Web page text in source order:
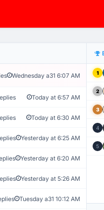
THỐNG GIÁM SÁT TỰ
Wednesday a31 6:07 AM
Today at 6:57 AM
Today at 6:30 AM
Yesterday at 6:25 AM
Yesterday at 6:20 AM
Yesterday at 5:26 AM
Tuesday a31 10:12 AM
1
2
3
4
5